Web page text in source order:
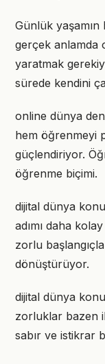
Günlük yaşamın
gerçek anlamda
yaratmak
sürede kendini
online dünya
hem öğrenmeyi
güçlendiriyor.
öğrenme biçimi.
dijital dünya
adımı daha
zorlu
dönüştürüyor.
dijital dünya
zorluklar bazen
sabır ve istikrar